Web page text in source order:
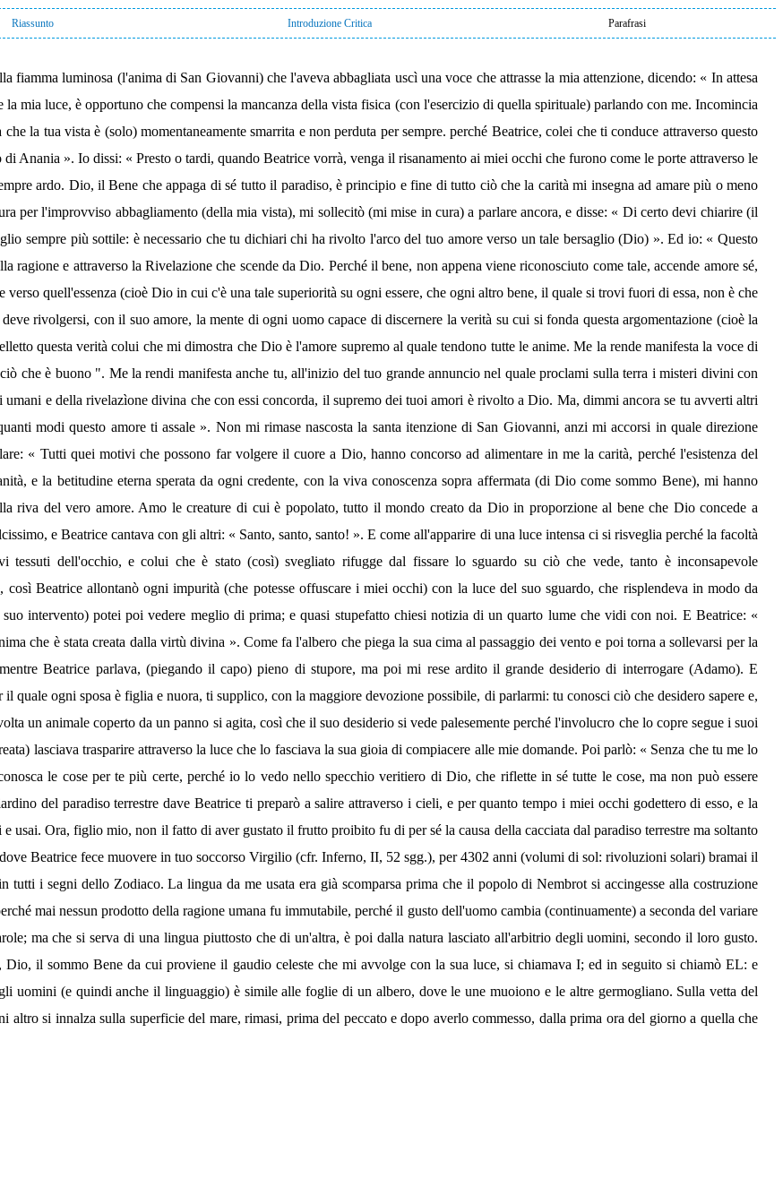
Riassunto Introduzione Critica Parafrasi
fiamma luminosa (l'anima di San Giovanni) che l'aveva abbagliata uscì una voce che attrasse la mia attenzione, dicendo: « In attesa
mia luce, è opportuno che compensi la mancanza della vista fisica (con l'esercizio di quella spirituale) parlando con me. Incomincia
la tua vista è (solo) momentaneamente smarrita e non perduta per sempre. perché Beatrice, colei che ti conduce attraverso questo
Anania ». Io dissi: « Presto o tardi, quando Beatrice vorrà, venga il risanamento ai miei occhi che furono come le porte attraverso le
ardo. Dio, il Bene che appaga di sé tutto il paradiso, è principio e fine di tutto ciò che la carità mi insegna ad amare più o meno
per l'improvviso abbagliamento (della mia vista), mi sollecitò (mi mise in cura) a parlare ancora, e disse: « Di certo devi chiarire (il
sempre più sottile: è necessario che tu dichiari chi ha rivolto l'arco del tuo amore verso un tale bersaglio (Dio) ». Ed io: « Questo
ragione e attraverso la Rivelazione che scende da Dio. Perché il bene, non appena viene riconosciuto come tale, accende amore sé,
quell'essenza (cioè Dio in cui c'è una tale superiorità su ogni essere, che ogni altro bene, il quale si trovi fuori di essa, non è che
rivolgersi, con il suo amore, la mente di ogni uomo capace di discernere la verità su cui si fonda questa argomentazione (cioè la
questa verità colui che mi dimostra che Dio è l'amore supremo al quale tendono tutte le anime. Me la rende manifesta la voce di
che è buono ". Me la rendi manifesta anche tu, all'inizio del tuo grande annuncio nel quale proclami sulla terra i misteri divini con
e della rivelazìone divina che con essi concorda, il supremo dei tuoi amori è rivolto a Dio. Ma, dimmi ancora se tu avverti altri
modi questo amore ti assale ». Non mi rimase nascosta la santa itenzione di San Giovanni, anzi mi accorsi in quale direzione
« Tutti quei motivi che possono far volgere il cuore a Dio, hanno concorso ad alimentare in me la carità, perché l'esistenza del
e la betitudine eterna sperata da ogni credente, con la viva conoscenza sopra affermata (di Dio come sommo Bene), mi hanno
riva del vero amore. Amo le creature di cui è popolato, tutto il mondo creato da Dio in proporzione al bene che Dio concede a
e Beatrice cantava con gli altri: « Santo, santo, santo! ». E come all'apparire di una luce intensa ci si risveglia perché la facoltà
tessuti dell'occhio, e colui che è stato (così) svegliato rifugge dal fissare lo sguardo su ciò che vede, tanto è inconsapevole
Beatrice allontanò ogni impurità (che potesse offuscare i miei occhi) con la luce del suo sguardo, che risplendeva in modo da
intervento) potei poi vedere meglio di prima; e quasi stupefatto chiesi notizia di un quarto lume che vidi con noi. E Beatrice: «
che è stata creata dalla virtù divina ». Come fa l'albero che piega la sua cima al passaggio dei vento e poi torna a sollevarsi per la
Beatrice parlava, (piegando il capo) pieno di stupore, ma poi mi rese ardito il grande desiderio di interrogare (Adamo). E
quale ogni sposa è figlia e nuora, ti supplico, con la maggiore devozione possibile, di parlarmi: tu conosci ciò che desidero sapere e,
un animale coperto da un panno si agita, così che il suo desiderio si vede palesemente perché l'involucro che lo copre segue i suoi
lasciava trasparire attraverso la luce che lo fasciava la sua gioia di compiacere alle mie domande. Poi parlò: « Senza che tu me lo
le cose per te più certe, perché io lo vedo nello specchio veritiero di Dio, che riflette in sé tutte le cose, ma non può essere
del paradiso terrestre dave Beatrice ti preparò a salire attraverso i cieli, e per quanto tempo i miei occhi godettero di esso, e la
usai. Ora, figlio mio, non il fatto di aver gustato il frutto proibito fu di per sé la causa della cacciata dal paradiso terrestre ma soltanto
Beatrice fece muovere in tuo soccorso Virgilio (cfr. Inferno, II, 52 sgg.), per 4302 anni (volumi di sol: rivoluzioni solari) bramai il
i segni dello Zodiaco. La lingua da me usata era già scomparsa prima che il popolo di Nembrot si accingesse alla costruzione
mai nessun prodotto della ragione umana fu immutabile, perché il gusto dell'uomo cambia (continuamente) a seconda del variare
ma che si serva di una lingua piuttosto che di un'altra, è poi dalla natura lasciato all'arbitrio degli uomini, secondo il loro gusto.
il sommo Bene da cui proviene il gaudio celeste che mi avvolge con la sua luce, si chiamava I; ed in seguito si chiamò EL: e
uomini (e quindi anche il linguaggio) è simile alle foglie di un albero, dove le une muoiono e le altre germogliano. Sulla vetta del
si innalza sulla superficie del mare, rimasi, prima del peccato e dopo averlo commesso, dalla prima ora del giorno a quella che